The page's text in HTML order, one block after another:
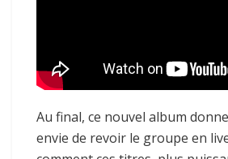
Au final, ce nouvel album
envie de revoir le groupe en